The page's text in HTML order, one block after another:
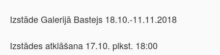
Izstāde Galerijā Bastejs 18.10.-11.11.2018
Izstādes atklāšana 17.10. plkst. 18:00